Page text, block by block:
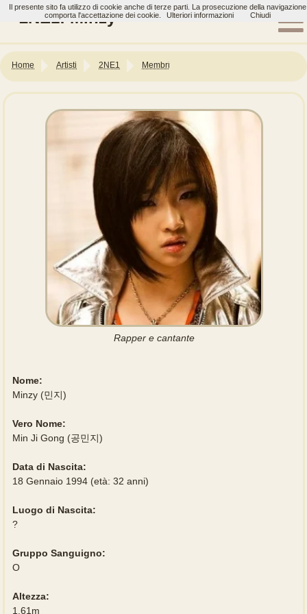
2NE1: Minzy
Home Artisti 2NE1 Membri
Rapper e cantante
Nome:
Minzy (민지)
Vero Nome:
Min Ji Gong (공민지)
Data di Nascita:
18 Gennaio 1994 (età: 32 anni)
Luogo di Nascita:
?
Gruppo Sanguigno:
O
Altezza:
1,61m
Il presente sito fa utilizzo di cookie anche di terze parti. La prosecuzione della navigazione
comporta l'accettazione dei cookie.
Ulteriori informazioni Chiudi